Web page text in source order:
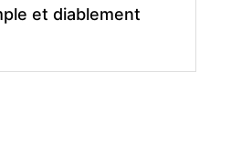
et diablement